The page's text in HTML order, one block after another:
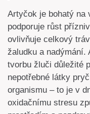
Artyčok je bohatý na
podporuje růst
ovlivňuje celkový
žaludku a nadýmání.
tvorbu žluči důležité
nepotřebné látky
organismu – to je v
oxidačnímu stresu